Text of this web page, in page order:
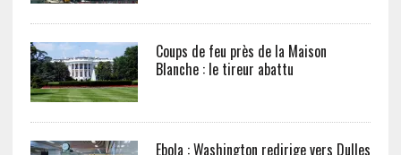
Coups de feu près de la Maison
Blanche : le tireur abattu
Ebola : Washington redirige vers Dulles